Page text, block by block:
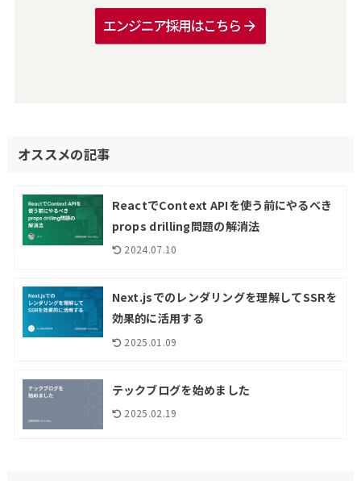
オススメの記事
ReactでContext APIを使う前にやるべき
props drilling問題の解消法
2024.07.10
Next.jsでのレンダリングを理解してSSRを
効果的に活用する
2025.01.09
テックブログを始めました
2025.02.19